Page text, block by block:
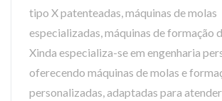
tipo X patenteadas, máquinas de molas
especializadas, máquinas de formação
Xinda especializa-se em engenharia
oferecendo máquinas de molas e
personalizadas, adaptadas para